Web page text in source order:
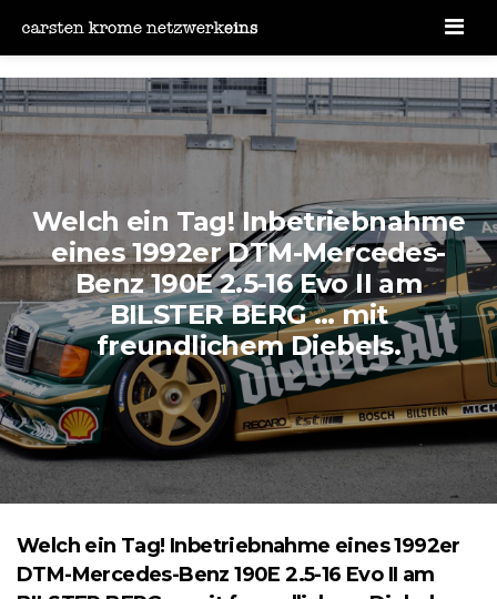
Welch ein Tag! Inbetriebnahme
eines 1992er DTM-Mercedes-
Benz 190E 2.5-16 Evo II am
BILSTER BERG ... mit
freundlichem Diebels.
Welch ein Tag! Inbetriebnahme eines 1992er
DTM-Mercedes-Benz 190E 2.5-16 Evo II am